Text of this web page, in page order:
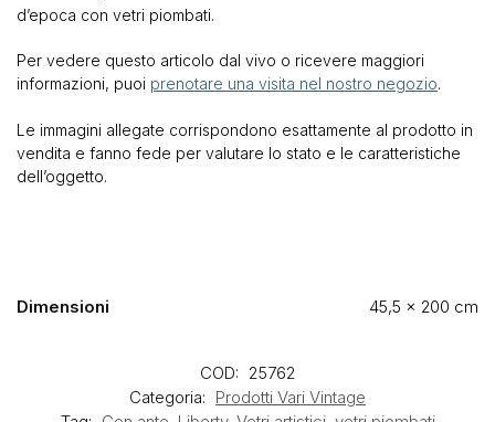
d’epoca con vetri piombati.
Per vedere questo articolo dal vivo o ricevere maggiori
informazioni, puoi prenotare una visita nel nostro negozio.
Le immagini allegate corrispondono esattamente al prodotto in
vendita e fanno fede per valutare lo stato e le caratteristiche
dell’oggetto.
Dimensioni 45,5 × 200 cm
COD: 25762
Categoria: Prodotti Vari Vintage